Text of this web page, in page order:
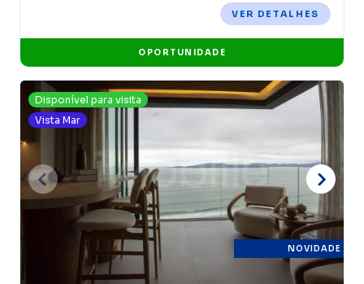
VER DETALHES
OPORTUNIDADE
Disponível para visita
Vista Mar
NOVIDADE